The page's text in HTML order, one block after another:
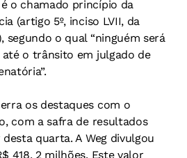
o chamado princípio da
(artigo 5º, inciso LVII, da
segundo o qual “ninguém será
o trânsito em julgado de
os destaques com o
com a safra de resultados
quarta. A Weg divulgou
418, 2 milhões. Este valor